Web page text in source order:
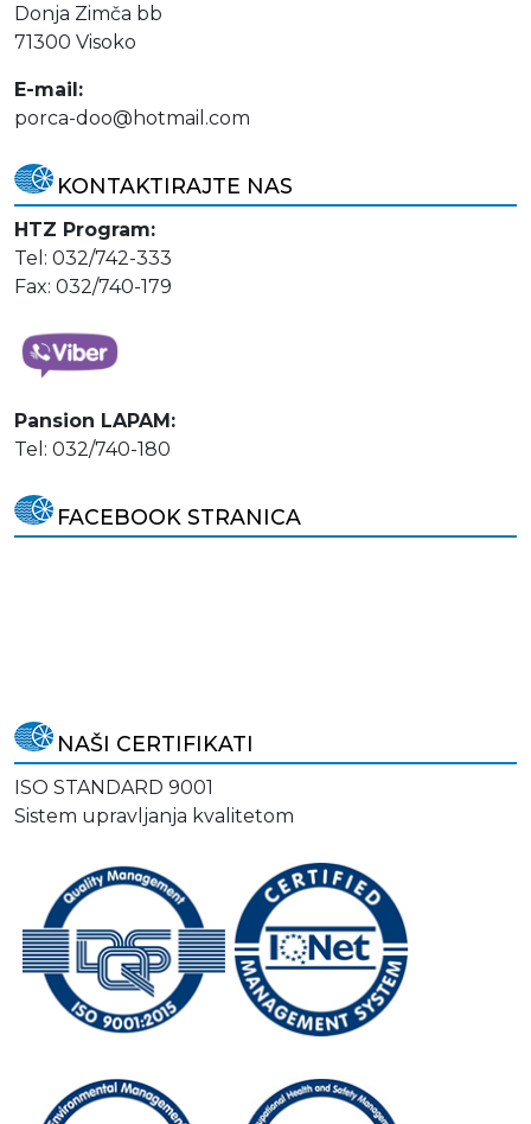
Donja Zimča bb
71300 Visoko
E-mail:
porca-doo@hotmail.com
KONTAKTIRAJTE NAS
HTZ Program:
Tel: 032/742-333
Fax: 032/740-179
Pansion LAPAM:
Tel: 032/740-180
FACEBOOK STRANICA
NAŠI CERTIFIKATI
ISO STANDARD 9001
Sistem upravljanja kvalitetom